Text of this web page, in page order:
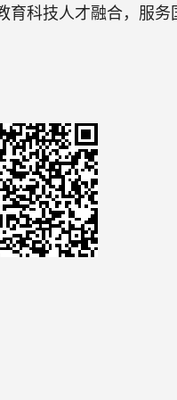
科技人才融合，服务